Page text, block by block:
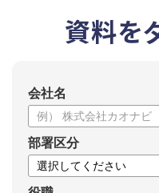
資料を
会社名
部署区分